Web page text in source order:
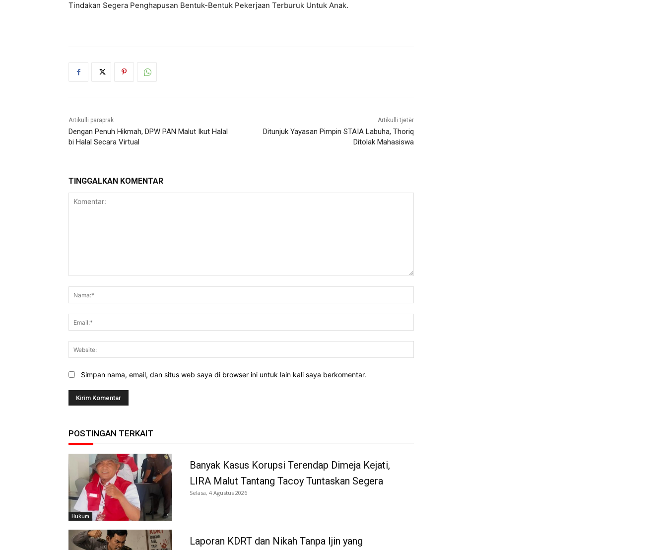
Tindakan Segera Penghapusan Bentuk-Bentuk Pekerjaan Terburuk Untuk Anak.
Artikulli paraprak
Dengan Penuh Hikmah, DPW PAN Malut Ikut Halal
bi Halal Secara Virtual
Artikulli tjetër
Ditunjuk Yayasan Pimpin STAIA Labuha, Thoriq
Ditolak Mahasiswa
TINGGALKAN KOMENTAR
Simpan nama, email, dan situs web saya di browser ini untuk lain kali saya berkomentar.
POSTINGAN TERKAIT
Hukum
Banyak Kasus Korupsi Terendap Dimeja Kejati,
LIRA Malut Tantang Tacoy Tuntaskan Segera
Selasa, 4 Agustus 2026
Laporan KDRT dan Nikah Tanpa Ijin yang